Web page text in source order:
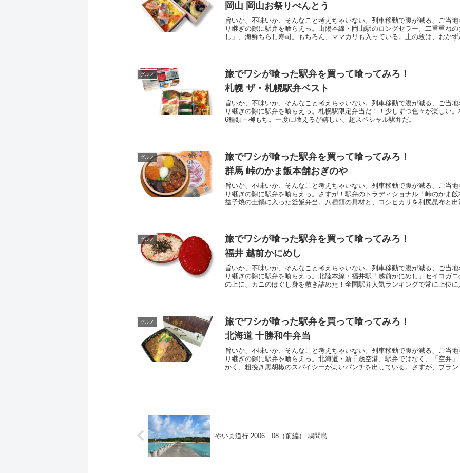
岡山 岡山お祭りべんとう
旨いか、不味いか、そんなこと考えちゃいない。列車移動で腹が減る、ご当
り継ぎの隙に駅弁を喰らえっ。山陽本線・岡山駅のロングセラー。二重重ね
し」、海鮮ちらし寿司。もちろん、ママカリも入っている。上の段は、おか
グルメ
旅でワシが喰った駅弁を買って喰ってみろ！
札幌 ザ・札幌駅弁ベスト
旨いか、不味いか、そんなこと考えちゃいない。列車移動で腹が減る、ご当
り継ぎの隙に駅弁を喰らえっ。札幌駅限定弁当だ！！少しずつ色々が楽しい
6種類＋柳もち。一度に喰えるが嬉しい、超スペシャル駅弁だ。
グルメ
旅でワシが喰った駅弁を買って喰ってみろ！
群馬 峠のかま飯本舗おぎのや
旨いか、不味いか、そんなこと考えちゃいない。列車移動で腹が減る、ご当
り継ぎの隙に駅弁を喰らえっ。さすが！駅弁のトラディショナル「峠のかま
益子焼の土鍋に入った釜飯弁当。八種類の具材と、コシヒカリを利尻昆布と
グルメ
旅でワシが喰った駅弁を買って喰ってみろ！
福井 越前かにめし
旨いか、不味いか、そんなこと考えちゃいない。列車移動で腹が減る、ご当
り継ぎの隙に駅弁を喰らえっ。北陸本線・福井駅「越前かにめし」セイコガ
の上に、カニのほぐし身を敷き詰めた！全国駅弁人気ランキングで常に上位
グルメ
旅でワシが喰った駅弁を買って喰ってみろ！
北海道 十勝和牛弁当
旨いか、不味いか、そんなこと考えちゃいない。列車移動で腹が減る、ご当
り継ぎの隙に駅弁を喰らえっ。北海道・新千歳空港、駅弁ではなく、「空弁
かく、粗挽き黒胡椒のスパイシーがよいパンチを出している。さすが、ブラ
やいま道行 2006 08（前編） 鳩間島